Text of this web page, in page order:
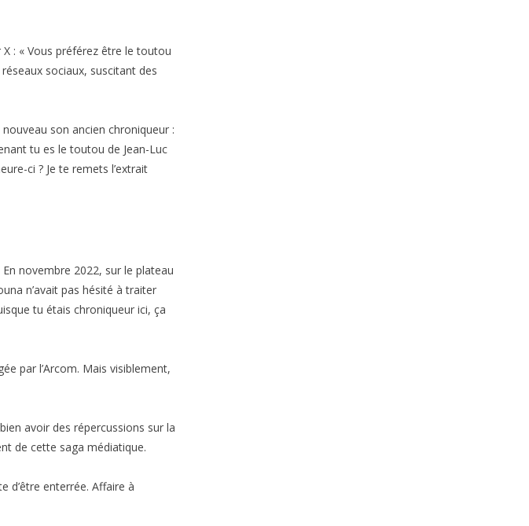
: « Vous préférez être le toutou
sociaux, suscitant des
son ancien chroniqueur :
tu es le toutou de Jean-Luc
ci ? Je te remets l’extrait
novembre 2022, sur le plateau
n’avait pas hésité à traiter
tu étais chroniqueur ici, ça
par l’Arcom. Mais visiblement,
avoir des répercussions sur la
de cette saga médiatique.
d’être enterrée. Affaire à